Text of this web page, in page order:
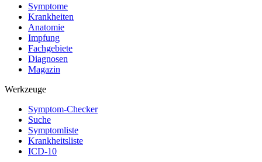
Symptome
Krankheiten
Anatomie
Impfung
Fachgebiete
Diagnosen
Magazin
Werkzeuge
Symptom-Checker
Suche
Symptomliste
Krankheitsliste
ICD-10